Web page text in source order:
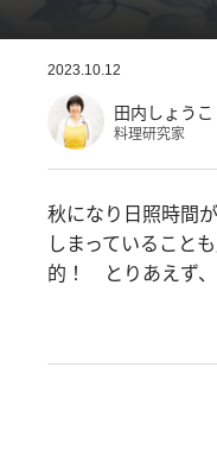
2023.10.12
田内しょうこ
料理研究家
秋になり日照時間
しまっていること
的！ とりあえず、